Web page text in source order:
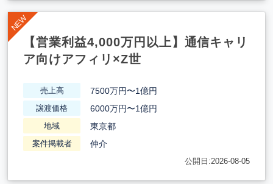
【営業利益4,000万円以上】通信キャリ
ア向けアフィリ×Z世
売上高 7500万円〜1億円
譲渡価格 6000万円〜1億円
地域 東京都
案件掲載者 仲介
公開日:2026-08-05